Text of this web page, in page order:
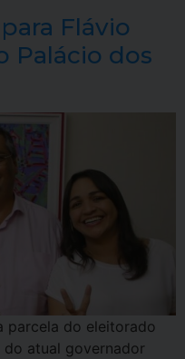
Flávio
Palácio dos
parcela do eleitorado
atual governador